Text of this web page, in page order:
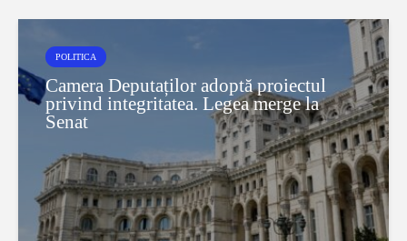
POLITICA
Camera Deputaților adoptă proiectul
privind integritatea. Legea merge la
Senat